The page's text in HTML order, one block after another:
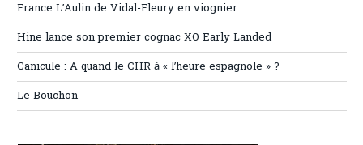
France L’Aulin de Vidal-Fleury en viognier
Hine lance son premier cognac XO Early Landed
Canicule : A quand le CHR à « l’heure espagnole » ?
Le Bouchon